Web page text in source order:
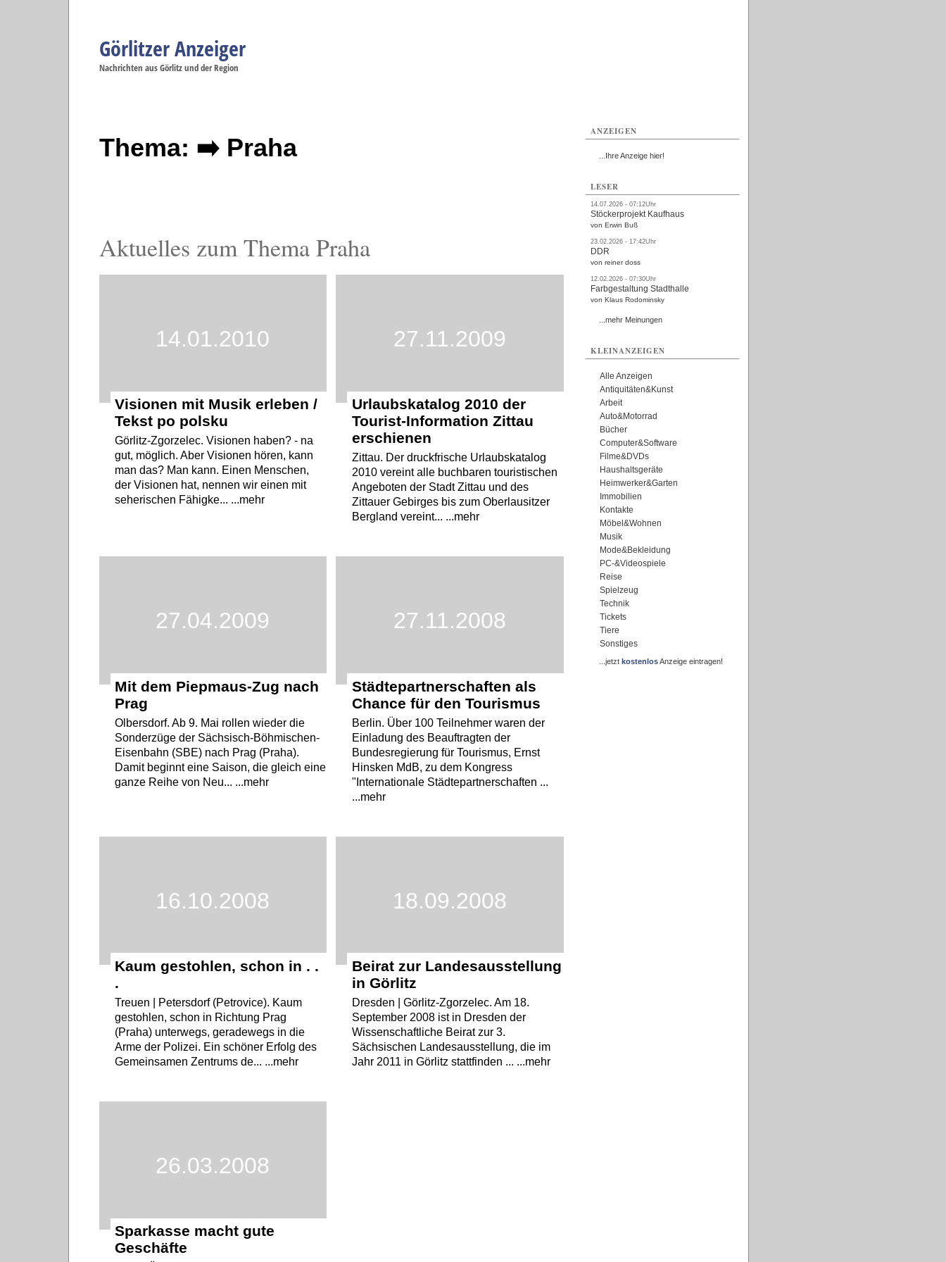
Görlitzer Anzeiger
Nachrichten aus Görlitz und der Region
Thema: ➡️ Praha
Aktuelles zum Thema Praha
14.01.2010
Visionen mit Musik erleben /
Tekst po polsku
Görlitz-Zgorzelec. Visionen haben? - na
gut, möglich. Aber Visionen hören, kann
man das? Man kann. Einen Menschen,
der Visionen hat, nennen wir einen mit
seherischen Fähigke... ...mehr
27.11.2009
Urlaubskatalog 2010 der
Tourist-Information Zittau
erschienen
Zittau. Der druckfrische Urlaubskatalog
2010 vereint alle buchbaren touristischen
Angeboten der Stadt Zittau und des
Zittauer Gebirges bis zum Oberlausitzer
Bergland vereint... ...mehr
27.04.2009
Mit dem Piepmaus-Zug nach
Prag
Olbersdorf. Ab 9. Mai rollen wieder die
Sonderzüge der Sächsisch-Böhmischen-
Eisenbahn (SBE) nach Prag (Praha).
Damit beginnt eine Saison, die gleich eine
ganze Reihe von Neu... ...mehr
27.11.2008
Städtepartnerschaften als
Chance für den Tourismus
Berlin. Über 100 Teilnehmer waren der
Einladung des Beauftragten der
Bundesregierung für Tourismus, Ernst
Hinsken MdB, zu dem Kongress
"Internationale Städtepartnerschaften ...
...mehr
16.10.2008
Kaum gestohlen, schon in . .
.
Treuen | Petersdorf (Petrovice). Kaum
gestohlen, schon in Richtung Prag
(Praha) unterwegs, geradewegs in die
Arme der Polizei. Ein schöner Erfolg des
Gemeinsamen Zentrums de... ...mehr
18.09.2008
Beirat zur Landesausstellung
in Görlitz
Dresden | Görlitz-Zgorzelec. Am 18.
September 2008 ist in Dresden der
Wissenschaftliche Beirat zur 3.
Sächsischen Landesausstellung, die im
Jahr 2011 in Görlitz stattfinden ... ...mehr
26.03.2008
Sparkasse macht gute
Geschäfte
ANZEIGEN
...Ihre Anzeige hier!
LESER
14.07.2026 - 07:12Uhr
Stöckerprojekt Kaufhaus
von Erwin Buß
23.02.2026 - 17:42Uhr
DDR
von reiner doss
12.02.2026 - 07:30Uhr
Farbgestaltung Stadthalle
von Klaus Rodominsky
...mehr Meinungen
KLEINANZEIGEN
Alle Anzeigen
Antiquitäten&Kunst
Arbeit
Auto&Motorrad
Bücher
Computer&Software
Filme&DVDs
Haushaltsgeräte
Heimwerker&Garten
Immobilien
Kontakte
Möbel&Wohnen
Musik
Mode&Bekleidung
PC-&Videospiele
Reise
Spielzeug
Technik
Tickets
Tiere
Sonstiges
...jetzt kostenlosAnzeige eintragen!